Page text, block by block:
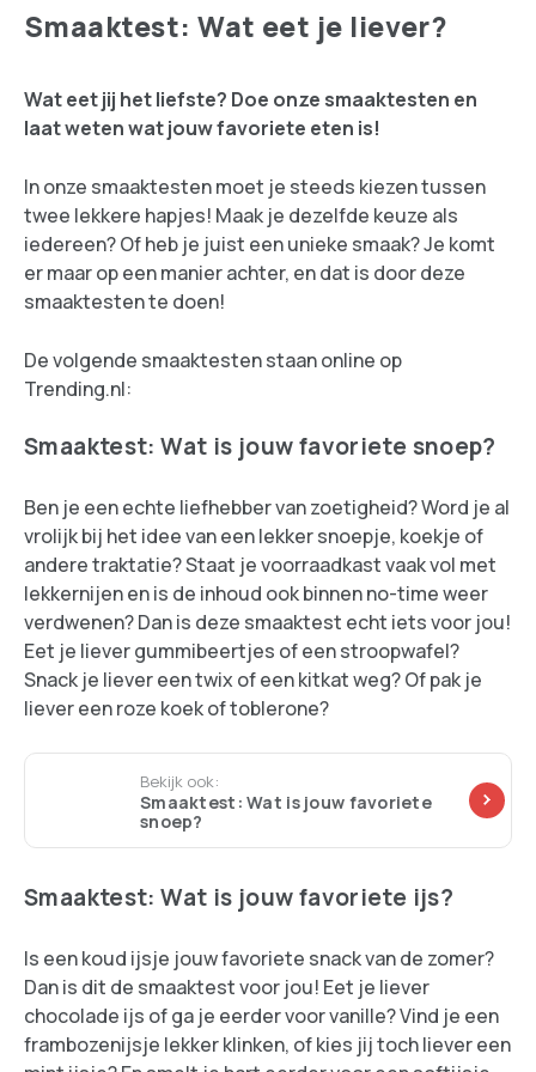
Smaaktest: Wat eet je liever?
Wat eet jij het liefste? Doe onze smaaktesten en
laat weten wat jouw favoriete eten is!
In onze smaaktesten moet je steeds kiezen tussen
twee lekkere hapjes! Maak je dezelfde keuze als
iedereen? Of heb je juist een unieke smaak? Je komt
er maar op een manier achter, en dat is door deze
smaaktesten te doen!
De volgende smaaktesten staan online op
Trending.nl:
Smaaktest: Wat is jouw favoriete snoep?
Ben je een echte liefhebber van zoetigheid? Word je al
vrolijk bij het idee van een lekker snoepje, koekje of
andere traktatie? Staat je voorraadkast vaak vol met
lekkernijen en is de inhoud ook binnen no-time weer
verdwenen? Dan is deze smaaktest echt iets voor jou!
Eet je liever gummibeertjes of een stroopwafel?
Snack je liever een twix of een kitkat weg? Of pak je
liever een roze koek of toblerone?
Bekijk ook:
Smaaktest: Wat is jouw favoriete
snoep?
Smaaktest: Wat is jouw favoriete ijs?
Is een koud ijsje jouw favoriete snack van de zomer?
Dan is dit de smaaktest voor jou! Eet je liever
chocolade ijs of ga je eerder voor vanille? Vind je een
frambozenijsje lekker klinken, of kies jij toch liever een